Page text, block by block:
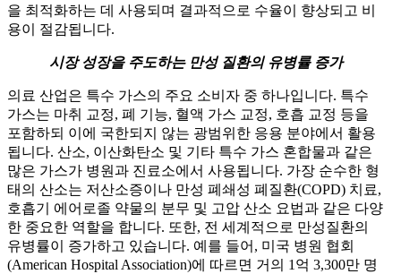
을 최적화하는 데 사용되며 결과적으로 수율이 향상되고 비
용이 절감됩니다.
시장 성장을 주도하는 만성 질환의 유병률 증가
의료 산업은 특수 가스의 주요 소비자 중 하나입니다. 특수
가스는 마취 교정, 폐 기능, 혈액 가스 교정, 호흡 교정 등을
포함하되 이에 국한되지 않는 광범위한 응용 분야에서 활용
됩니다. 산소, 이산화탄소 및 기타 특수 가스 혼합물과 같은
많은 가스가 병원과 진료소에서 사용됩니다. 가장 순수한 형
태의 산소는 저산소증이나 만성 폐쇄성 폐질환(COPD) 치료,
호흡기 에어로졸 약물의 분무 및 고압 산소 요법과 같은 다양
한 중요한 역할을 합니다. 또한, 전 세계적으로 만성질환의
유병률이 증가하고 있습니다. 예를 들어, 미국 병원 협회
(American Hospital Association)에 따르면 거의 1억 3,300만 명